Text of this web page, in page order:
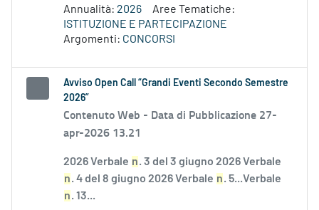
Annualità: 2026
Aree Tematiche:
ISTITUZIONE E PARTECIPAZIONE
Argomenti: CONCORSI
Avviso Open Call “Grandi Eventi Secondo Semestre
2026”
Contenuto Web - Data di Pubblicazione 27-
apr-2026 13.21
2026 Verbale n. 3 del 3 giugno 2026 Verbale
n. 4 del 8 giugno 2026 Verbale n. 5...Verbale
n. 13...